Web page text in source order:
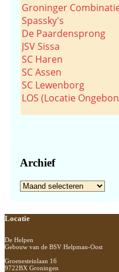
Groninger
Spassky's
De Paardensprong
JSV Sissa
SC Haren
SC Assen
SC Lewenborg
LOS (Locatie
Archief
Archief
Footer
Locatie
De Helpen
Gebouw van de BSV Helpman-Oost
Groenesteinlaan 16
9722BX Groningen